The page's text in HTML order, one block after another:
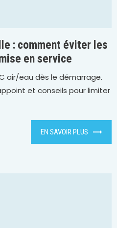
: comment éviter les
en service
air/eau dès le démarrage.
et conseils pour limiter
EN SAVOIR PLUS